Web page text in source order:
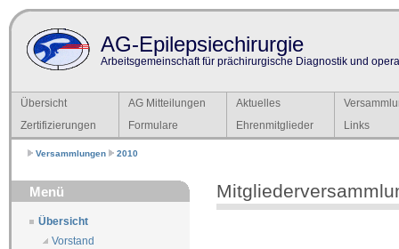
AG-Epilepsiechirurgie
Arbeitsgemeinschaft für prächirurgische Diagnostik und
Übersicht AG Mitteilungen Aktuelles
Zertifizierungen
Formulare Ehrenmitglieder Links
Versammlungen 2010
Menü
Übersicht
Vorstand